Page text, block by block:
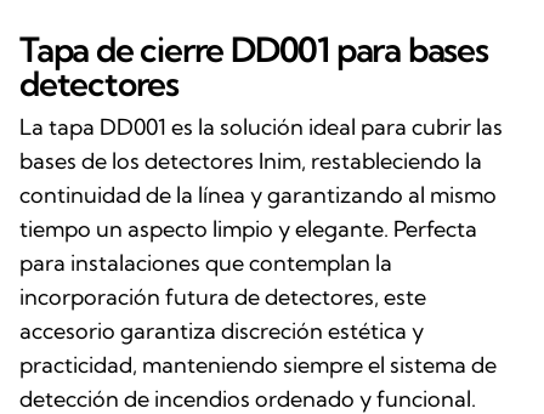
Tapa de cierre DD001 para bases
detectores
La tapa DD001 es la solución ideal para cubrir las
bases de los detectores Inim, restableciendo la
continuidad de la línea y garantizando al mismo
tiempo un aspecto limpio y elegante. Perfecta
para instalaciones que contemplan la
incorporación futura de detectores, este
accesorio garantiza discreción estética y
practicidad, manteniendo siempre el sistema de
detección de incendios ordenado y funcional.